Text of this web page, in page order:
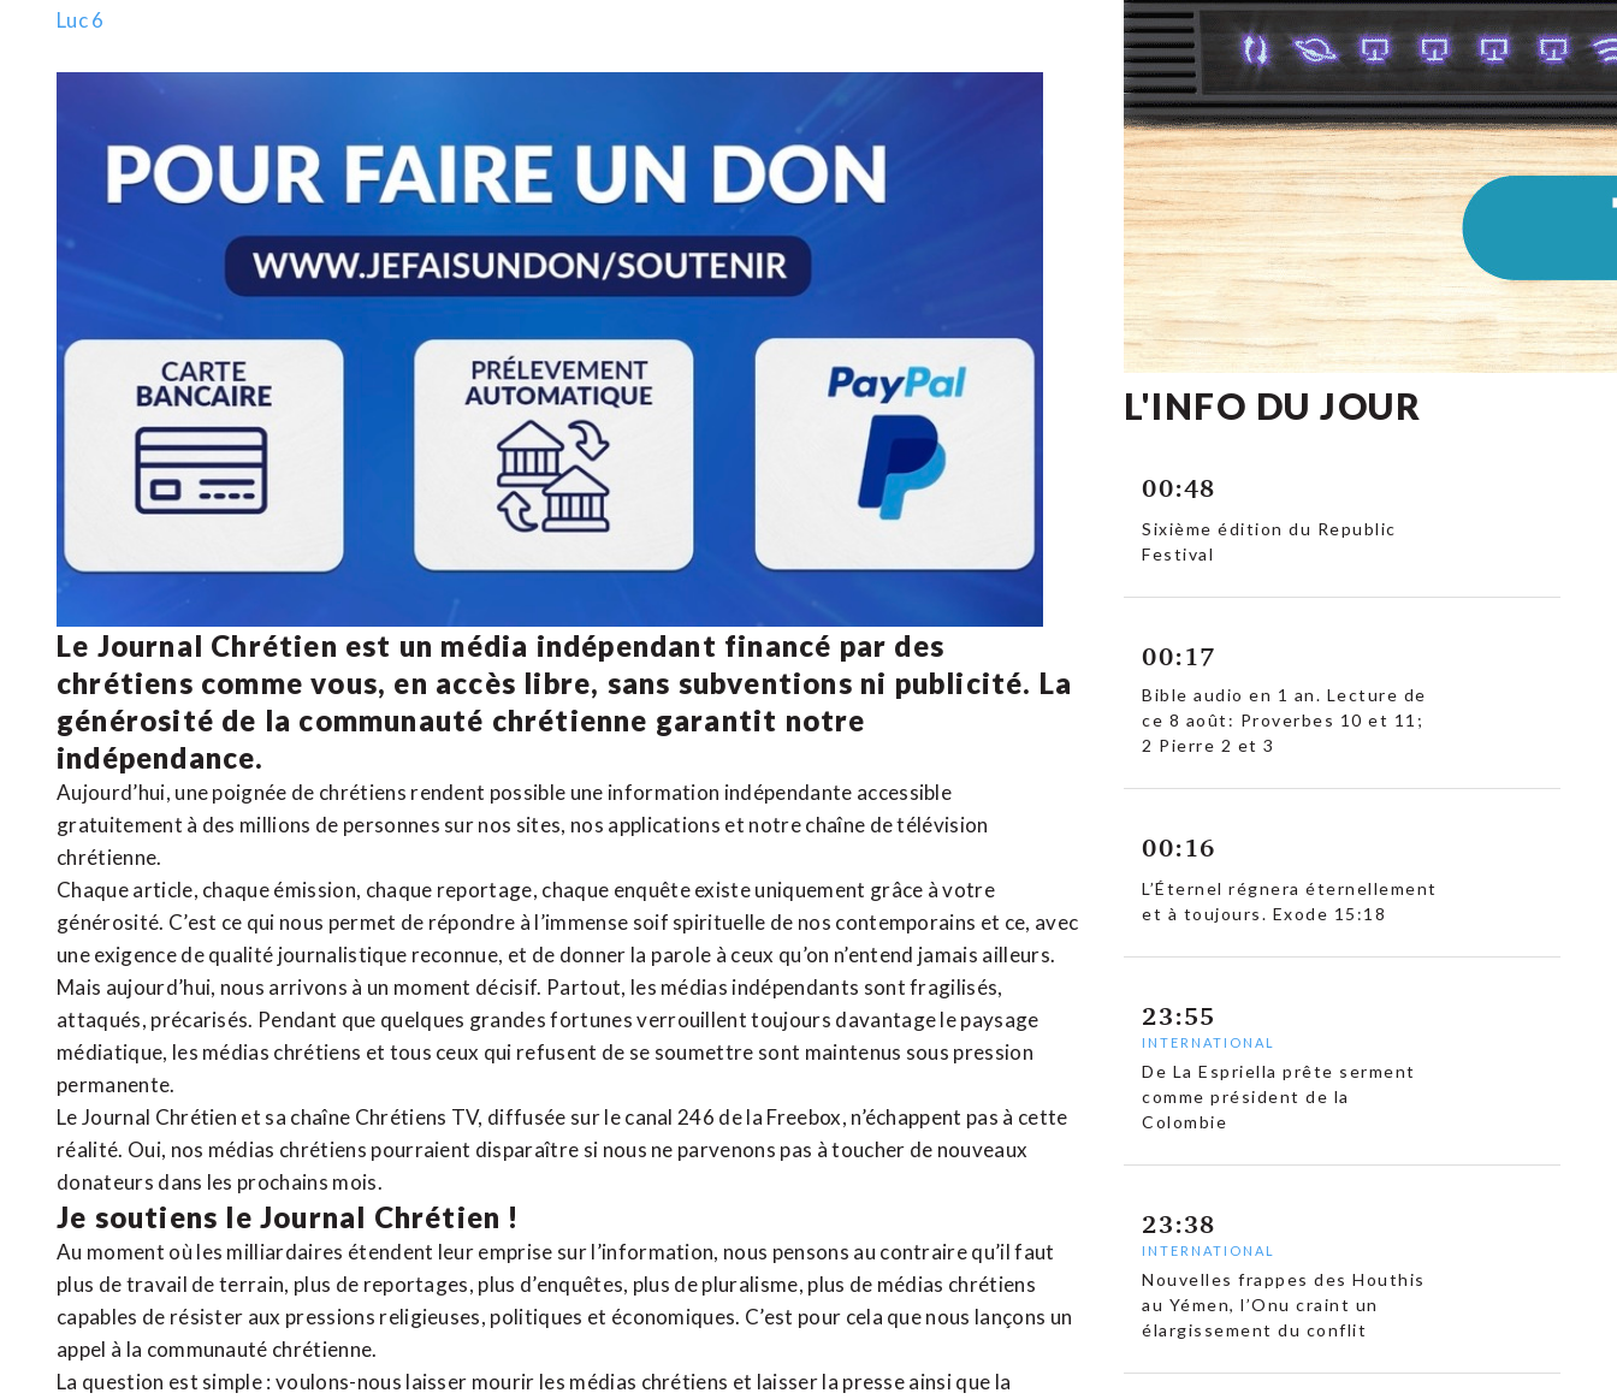
Luc 6
Le Journal Chrétien est un média indépendant financé par des
chrétiens comme vous, en accès libre, sans subventions ni publicité. La
générosité de la communauté chrétienne garantit notre
indépendance.
Aujourd’hui, une poignée de chrétiens rendent possible une information indépendante accessible
gratuitement à des millions de personnes sur nos sites, nos applications et notrechaîne de télévision
chrétienne.
Chaque article, chaque émission, chaque reportage, chaque enquête existe uniquement grâce à votre
générosité. C’est ce qui nous permet de répondre à l’immense soif spirituelle de nos contemporains et ce, avec
une exigence de qualité journalistique reconnue, et de donner la parole à ceux qu’on n’entend jamais ailleurs.
Mais aujourd’hui, nous arrivons à un moment décisif. Partout, les médias indépendants sont fragilisés,
attaqués, précarisés. Pendant que quelques grandes fortunes verrouillent toujours davantage le paysage
médiatique, les médias chrétiens et tous ceux qui refusent de se soumettre sont maintenus sous pression
permanente.
Le Journal Chrétien et sa chaîne Chrétiens TV, diffusée sur le canal 246 de la Freebox, n’échappent pas à cette
réalité. Oui, nos médias chrétiens pourraient disparaître si nous ne parvenons pas à toucher de nouveaux
donateurs dans les prochains mois.
Je soutiens le Journal Chrétien !
Au moment où les milliardaires étendent leur emprise sur l’information, nous pensons au contraire qu’il faut
plus de travail de terrain, plus de reportages, plus d’enquêtes, plus de pluralisme, plus de médias chrétiens
capables de résister aux pressions religieuses, politiques et économiques. C’est pour cela que nous lançons un
appel à la communauté chrétienne.
La question est simple : voulons-nous laisser mourir les médias chrétiens et laisser la presse ainsi que la
L'INFO DU JOUR
00:48
Sixième édition du Republic
Festival
00:17
Bible audio en 1 an. Lecture de
ce 8 août: Proverbes 10 et 11;
2 Pierre 2 et 3
00:16
L’Éternel régnera éternellement
et à toujours. Exode 15:18
23:55
INTERNATIONAL
De La Espriella prête serment
comme président de la
Colombie
23:38
INTERNATIONAL
Nouvelles frappes des Houthis
au Yémen, l’Onu craint un
élargissement du conflit